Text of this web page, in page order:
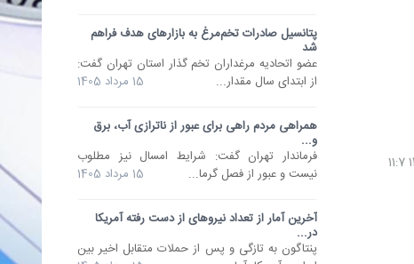
پتانسیل صادرات تخم‌مرغ به بازارهای هدف فراهم
شد
عضو اتحادیه مرغداران تخم گذار استان تهران گفت:
از ابتدای سال مقدار...
15 مرداد 1405
همراهی مردم راهی برای عبور از ناترازی آب، برق
و...
فرماندار تهران گفت: شرایط امسال نیز مطلوب
نیست و عبور از فصل گرما...
15 مرداد 1405
آخرین آمار از تعداد نیروهای از دست رفته آمریکا
در...
پنتاگون به تازگی و پس از حملات متقابل اخیر بین